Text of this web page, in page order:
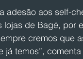
adesão aos self-
lojas de Bagé, por
cremos que
já temos”,